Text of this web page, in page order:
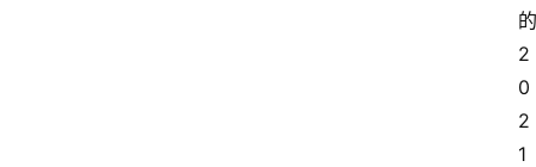
的
2
0
2
1